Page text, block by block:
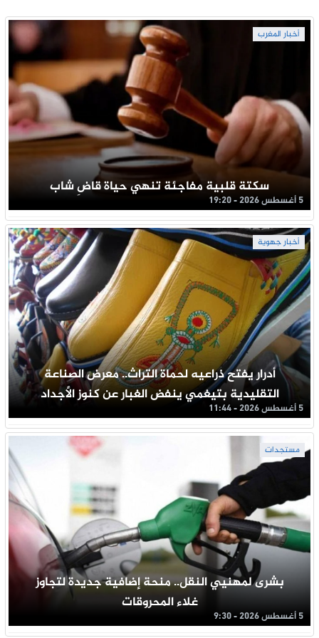
أخبار المغرب
سكتة قلبية مفاجئة تنهي حياة قاضِ شاب
5 أغسطس 2026 - 19:20
أخبار جهوية
أدرار يفتح ذراعيه لحماة التراث.. معرض الصناعة
التقليدية بتيغمي ينفض الغبار عن كنوز الأجداد
5 أغسطس 2026 - 11:44
مستجدات
بشرى لمهنيي النقل.. منحة إضافية جديدة لتجاوز
غلاء المحروقات
5 أغسطس 2026 - 9:30